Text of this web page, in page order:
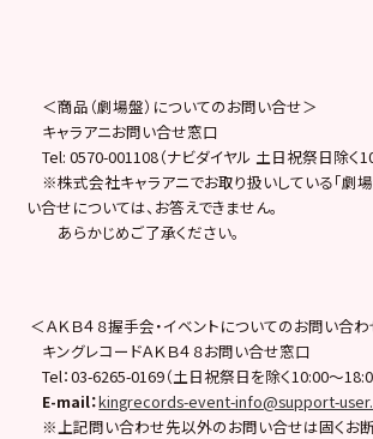
＜商品（劇場盤）についてのお問い合せ＞
キャラアニお問い合せ窓口
Tel: 0570-001108（ナビダイヤル 土日祝祭日除く
※株式会社キャラアニでお取り扱いしている「劇
い合せについては、お答えできません。
あらかじめご了承ください。
＜ＡＫＢ４８握手会・イベントについてのお問い合
キングレコードＡＫＢ４８お問い合せ窓口
Tel：03-6265-0169（土日祝祭日を除く10:00〜
E-mail：kingrecords-event-info@support-
※上記問い合わせ先以外のお問い合せは固くお断